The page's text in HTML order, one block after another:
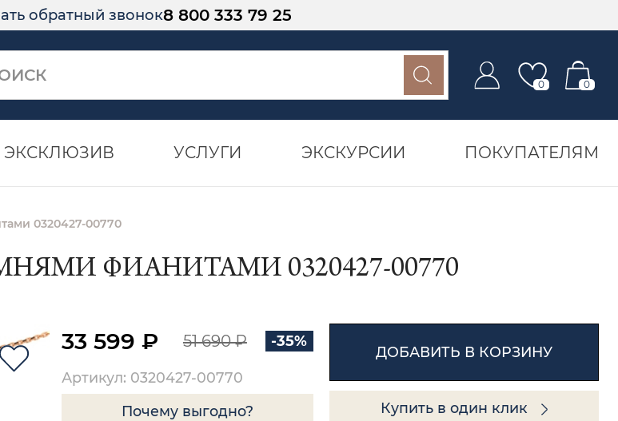
обратный звонок8 800 333 79 25
0 0
ЭКСКЛЮЗИВ УСЛУГИ ЭКСКУРСИИ ПОКУПАТЕЛЯМ
0320427-00770
ФИАНИТАМИ 0320427-00770
33 599 ₽ 51 690 ₽ -35%
Артикул: 0320427-00770
Почему выгодно?
ДОБАВИТЬ В КОРЗИНУ
Купить в один клик